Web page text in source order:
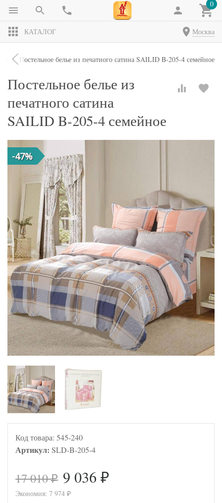
0
КАТАЛОГ Москва
Постельное белье из печатного сатина SAILID B-205-4 семейное
Постельное белье из
печатного сатина
SAILID B-205-4 семейное
-47%
Код товара: 545-240
Артикул: SLD-B-205-4
17 010₽ 9 036 ₽
Экономия: 7 974 ₽